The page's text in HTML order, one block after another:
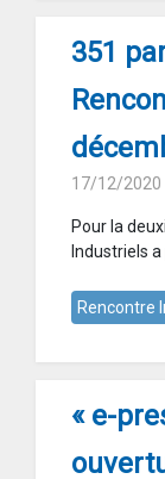
351
17/12/2020
Pour la
Industriels
Rencontre
« e-